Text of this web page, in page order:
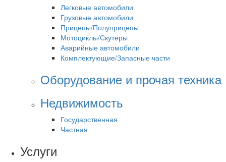
Легковые автомобили
Грузовые автомобили
Прицепы/Полуприцепы
Мотоциклы/Скутеры
Аварийные автомобили
Комплектующие/Запасные части
Оборудование и прочая техника
Недвижимость
Государственная
Частная
Услуги